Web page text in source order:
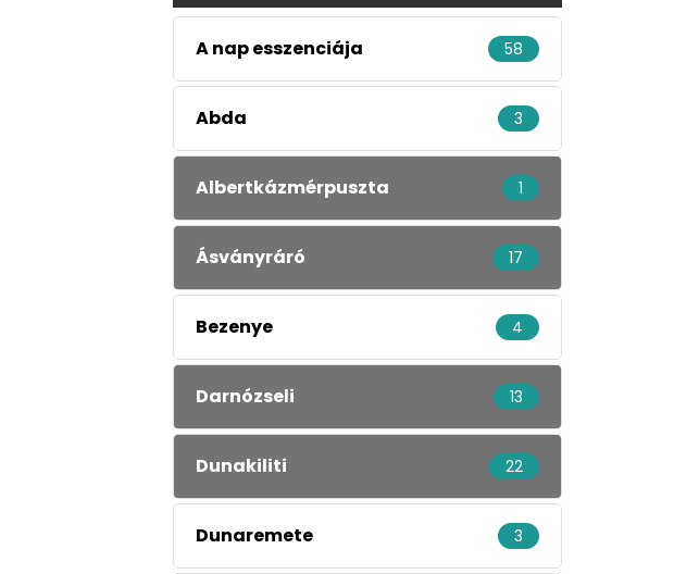
A nap esszenciája 58
Abda 3
Albertkázmérpuszta 1
Ásványráró 17
Bezenye 4
Darnózseli 13
Dunakiliti 22
Dunaremete 3